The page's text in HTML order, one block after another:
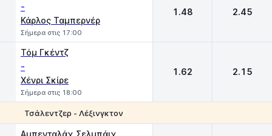
-
Κάρλος Ταμπερνέρ
Σήμερα στις 17:00
1.48 2.45
Τόμ Γκέντζ
-
Χένρι Σκίρε
Σήμερα στις 18:00
1.62 2.15
Τσάλεντζερ - Λέξινγκτον
Αμπενταλάχ Σελμπάιχ